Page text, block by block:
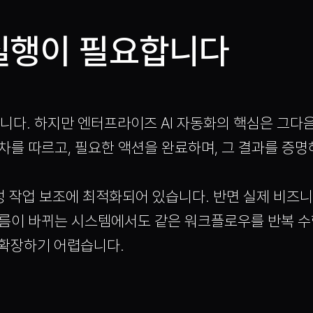
행이 필요합니다
다. 하지만 엔터프라이즈 AI 자동화의 핵심은 그다
를 따르고, 필요한 액션을 완료하며, 그 결과를 증명
업 보조에 최적화되어 있습니다. 반면 실제 비즈
이 바뀌는 시스템에서도 같은 워크플로우를 반복
장하기 어렵습니다.